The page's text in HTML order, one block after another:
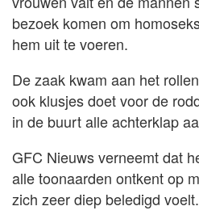
bezoek komen om
hem uit te voeren.
De zaak kwam aan het
ook klusjes doet voor de
in de buurt alle achterklap
GFC Nieuws verneemt dat
alle toonaarden ontkent op
zich zeer diep beledigd voelt.